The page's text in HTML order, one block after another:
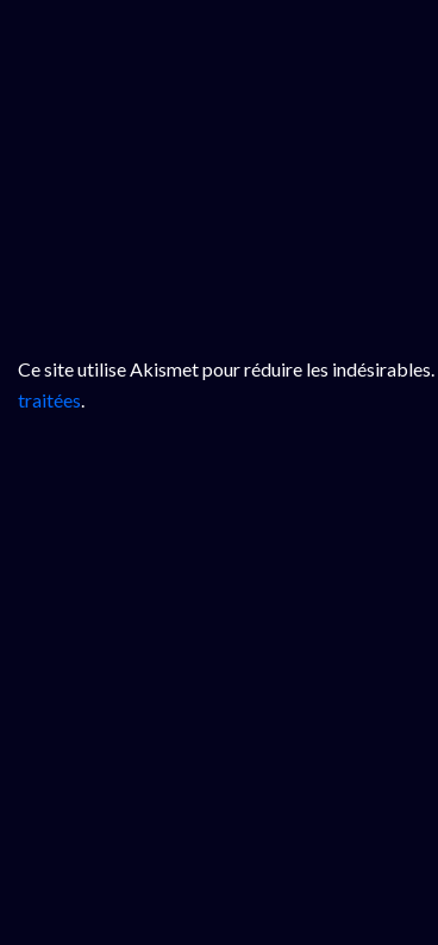
Ce site utilise Akismet pour réduire les indésirables.
traitées.